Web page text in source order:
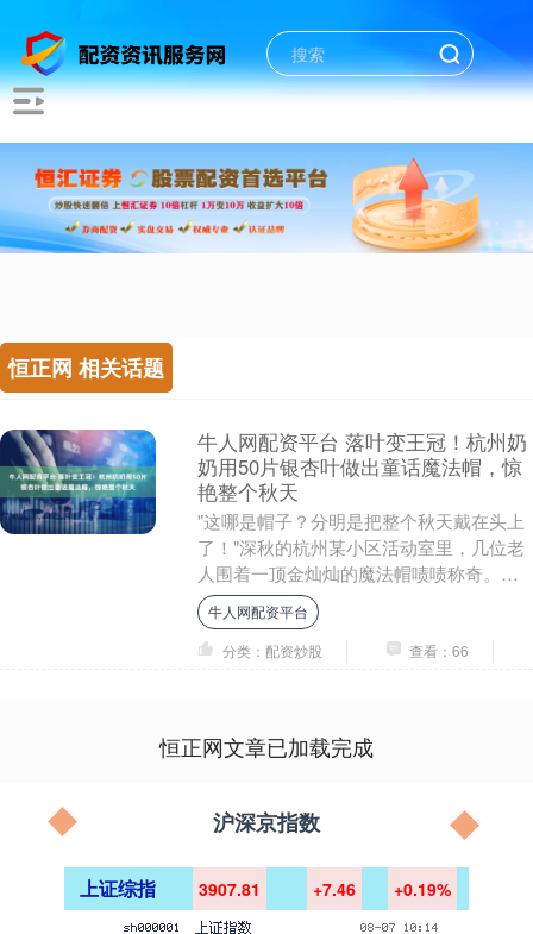
恒正网 相关话题
牛人网配资平台 落叶变王冠！杭州奶
奶用50片银杏叶做出童话魔法帽，惊
艳整个秋天
"这哪是帽子？分明是把整个秋天戴在头上
了！"深秋的杭州某小区活动室里，几位老
人围着一顶金灿灿的魔法帽啧啧称奇。帽
檐层层叠叠的银杏叶像孔雀开屏，叶片间
隙还藏着几朵....
牛人网配资平台
分类：配资炒股
查看：66
恒正网文章已加载完成
沪深京指数
上证综指 3907.81 +7.46 +0.19%